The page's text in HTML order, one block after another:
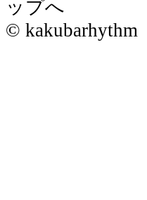
© kakubarhythm